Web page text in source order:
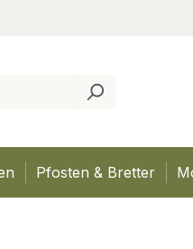
Pfosten & Bretter